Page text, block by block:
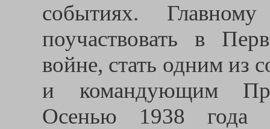
событиях.
поучаствовать в
войне, стать одним из
и командующим
Осенью 1938 года